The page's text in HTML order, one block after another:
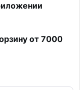
от 7000